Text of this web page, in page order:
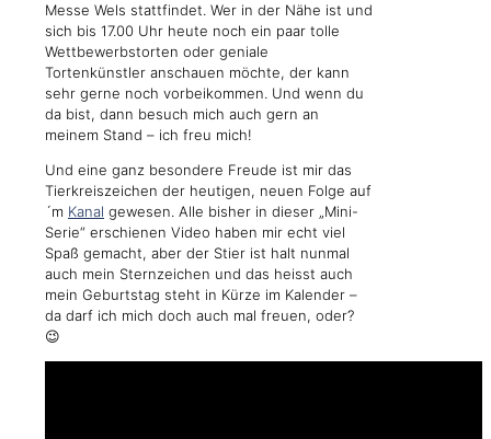
Messe Wels stattfindet. Wer in der Nähe ist und
sich bis 17.00 Uhr heute noch ein paar tolle
Wettbewerbstorten oder geniale
Tortenkünstler anschauen möchte, der kann
sehr gerne noch vorbeikommen. Und wenn du
da bist, dann besuch mich auch gern an
meinem Stand – ich freu mich!
Und eine ganz besondere Freude ist mir das
Tierkreiszeichen der heutigen, neuen Folge auf
´m Kanal gewesen. Alle bisher in dieser „Mini-
Serie“ erschienen Video haben mir echt viel
Spaß gemacht, aber der Stier ist halt nunmal
auch mein Sternzeichen und das heisst auch
mein Geburtstag steht in Kürze im Kalender –
da darf ich mich doch auch mal freuen, oder?
😉